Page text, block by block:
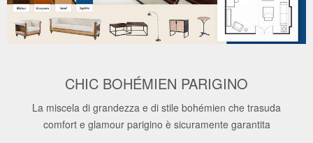
CHIC BOHÉMIEN PARIGINO
La miscela di grandezza e di stile bohémien che trasuda
comfort e glamour parigino è sicuramente garantita